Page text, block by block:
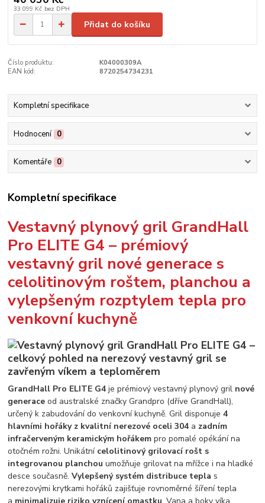
33 099 Kč bez DPH
Přidat do košíku
Číslo produktu:
K04000309A
EAN kód:
8720254734231
Kompletní specifikace
Hodnocení 0
Komentáře 0
Kompletní specifikace
Vestavný plynový gril GrandHall
Pro ELITE G4 – prémiový
vestavný gril nové generace s
celolitinovým roštem, planchou a
vylepšeným rozptylem tepla pro
venkovní kuchyně
GrandHall Pro ELITE G4 je prémiový vestavný plynový gril nové
generace od australské značky Grandpro (dříve GrandHall),
určený k zabudování do venkovní kuchyně. Gril disponuje4
hlavními hořáky z kvalitní nerezové oceli 304 a zadním
infračerveným keramickým hořákem pro pomalé opékání na
otočném rožni. Unikátní celolitinový grilovací rošt s
integrovanou planchou umožňuje grilovat na mřížce i na hladké
desce současně.Vylepšený systém distribuce tepla s
nerezovými krytkami hořáků zajišťuje rovnoměrné šíření tepla